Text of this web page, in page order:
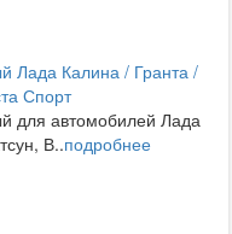
Лада Калина / Гранта /
Спорт
для автомобилей Лада
В..подробнее